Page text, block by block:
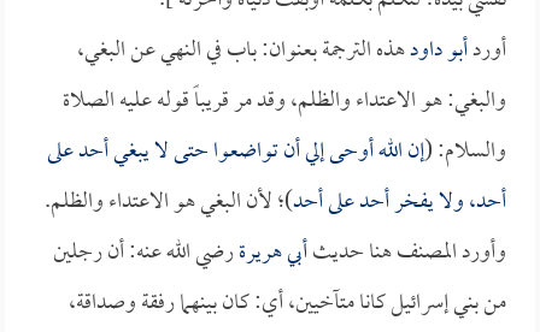
أوردأبو داودهذه الترجمة بعنوان: باب في النهي عن البغي،
والبغي: هو الاعتداء والظلم، وقد مر قريباً قوله عليه الصلاة
والسلام: (إن الله أوحى إلي أن تواضعوا حتى لا يبغي أحد على
أحد، ولا يفخر أحد على أحد)؛ لأن البغي هو الاعتداء والظلم.
وأورد المصنف هنا حديثأبي هريرةرضي الله عنه: أن رجلين
من بني إسرائيل كانا متآخيين، أي: كان بينهما رفقة وصداقة،